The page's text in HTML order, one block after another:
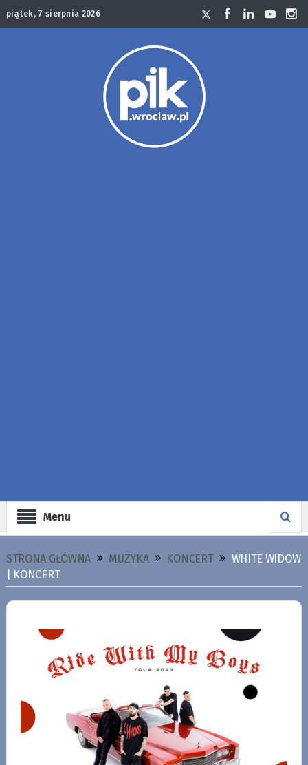
piątek, 7 sierpnia 2026
Menu
STRONA GŁÓWNA MUZYKA KONCERT
WHITE WIDOW
| KONCERT